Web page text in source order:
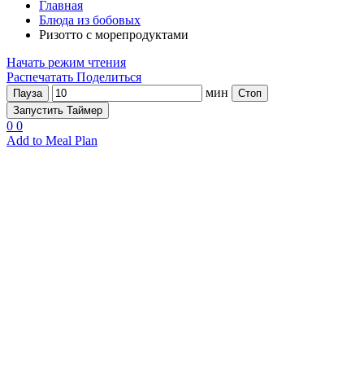
Главная
Блюда из бобовых
Ризотто с морепродуктами
Начать режим чтения
Распечатать Поделиться
Пауза мин
Стоп
Запустить Таймер
0 0
Add to Meal Plan